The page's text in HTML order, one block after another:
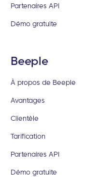
Partenaires API
Démo gratuite
Beeple
À propos de Beeple
Avantages
Clientèle
Tarification
Partenaires API
Démo gratuite